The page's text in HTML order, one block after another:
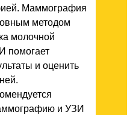
Маммография
методом
молочной
помогает
и оценить
и УЗИ